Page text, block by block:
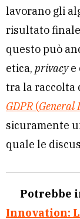
lavorano gli
risultato
questo può
etica, privacye
tra la raccolta
GDPR (General
sicuramente
quale le
Potrebbe
Innovation: